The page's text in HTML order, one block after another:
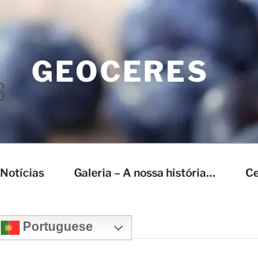
GEOCERES
Notícias Galeria – A nossa história…
Portuguese